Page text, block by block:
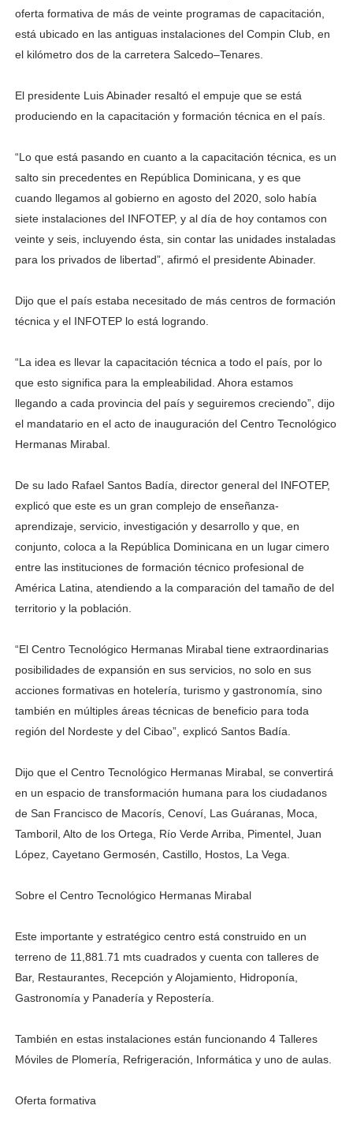
oferta formativa de más de veinte programas de capacitación,
está ubicado en las antiguas instalaciones del Compin Club, en
el kilómetro dos de la carretera Salcedo–Tenares.
El presidente Luis Abinader resaltó el empuje que se está
produciendo en la capacitación y formación técnica en el país.
“Lo que está pasando en cuanto a la capacitación técnica, es un
salto sin precedentes en República Dominicana, y es que
cuando llegamos al gobierno en agosto del 2020, solo había
siete instalaciones del INFOTEP, y al día de hoy contamos con
veinte y seis, incluyendo ésta, sin contar las unidades instaladas
para los privados de libertad”, afirmó el presidente Abinader.
Dijo que el país estaba necesitado de más centros de formación
técnica y el INFOTEP lo está logrando.
“La idea es llevar la capacitación técnica a todo el país, por lo
que esto significa para la empleabilidad. Ahora estamos
llegando a cada provincia del país y seguiremos creciendo”, dijo
el mandatario en el acto de inauguración del Centro Tecnológico
Hermanas Mirabal.
De su lado Rafael Santos Badía, director general del INFOTEP,
explicó que este es un gran complejo de enseñanza-
aprendizaje, servicio, investigación y desarrollo y que, en
conjunto, coloca a la República Dominicana en un lugar cimero
entre las instituciones de formación técnico profesional de
América Latina, atendiendo a la comparación del tamaño de del
territorio y la población.
“El Centro Tecnológico Hermanas Mirabal tiene extraordinarias
posibilidades de expansión en sus servicios, no solo en sus
acciones formativas en hotelería, turismo y gastronomía, sino
también en múltiples áreas técnicas de beneficio para toda
región del Nordeste y del Cibao”, explicó Santos Badía.
Dijo que el Centro Tecnológico Hermanas Mirabal, se convertirá
en un espacio de transformación humana para los ciudadanos
de San Francisco de Macorís, Cenoví, Las Guáranas, Moca,
Tamboril, Alto de los Ortega, Río Verde Arriba, Pimentel, Juan
López, Cayetano Germosén, Castillo, Hostos, La Vega.
Sobre el Centro Tecnológico Hermanas Mirabal
Este importante y estratégico centro está construido en un
terreno de 11,881.71 mts cuadrados y cuenta con talleres de
Bar, Restaurantes, Recepción y Alojamiento, Hidroponía,
Gastronomía y Panadería y Repostería.
También en estas instalaciones están funcionando 4 Talleres
Móviles de Plomería, Refrigeración, Informática y uno de aulas.
Oferta formativa